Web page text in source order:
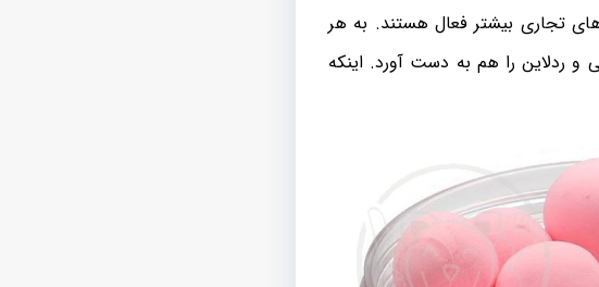
تجاری بیشتر فعال هستند. به هر
ردلاین را هم به دست آورد. اینکه